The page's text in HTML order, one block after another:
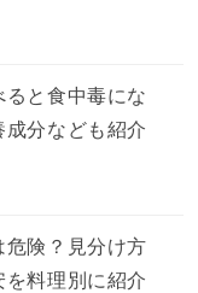
と食中毒にな
成分なども紹介
険？見分け方
料理別に紹介